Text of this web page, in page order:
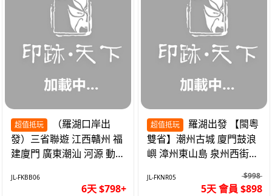
超值抵玩
發）三省聯遊 江西贛州 福
建廈門 廣東潮汕 河源 動車
JL-FKBB06
6天 $798+
超值抵玩
雙省】潮州古城 廈門鼓浪
嶼 漳州東山島 泉州西街
超值抵玩5天
JL-FKNR05 $998
5天 會員 $898